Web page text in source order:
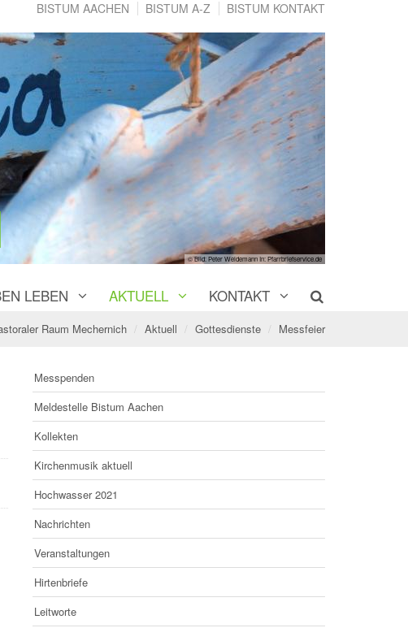
BISTUM AACHEN BISTUM A-Z BISTUM KONTAKT
© Bild: Peter Weidemann In: Pfarrbriefservice.de
LEBEN AKTUELL KONTAKT
Raum Mechernich Aktuell Gottesdienste Messfeier
Messpenden
Meldestelle Bistum Aachen
Kollekten
Kirchenmusik aktuell
Hochwasser 2021
Nachrichten
Veranstaltungen
Hirtenbriefe
Leitworte